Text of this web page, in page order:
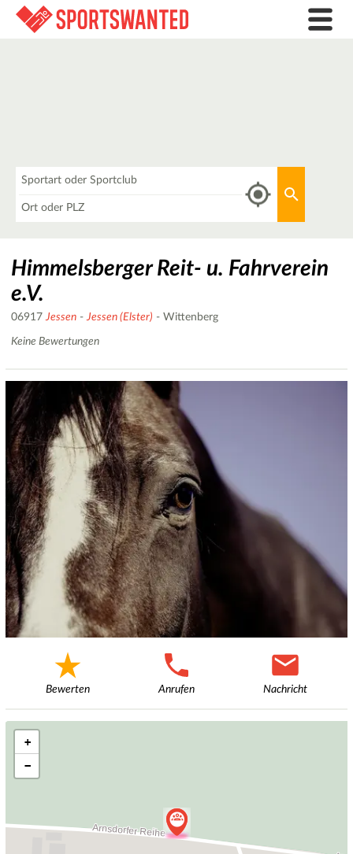
Himmelsberger Reit- u. Fahrverein
e.V.
06917Jessen -Jessen (Elster) - Wittenberg
Keine Bewertungen
Bewerten Anrufen Nachricht
+
−